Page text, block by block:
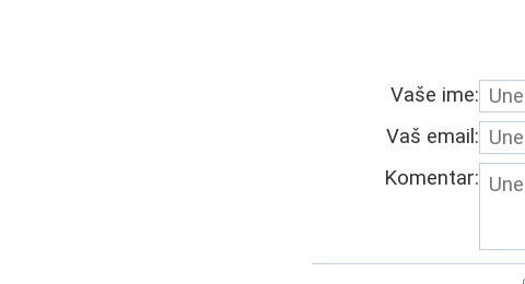
Vaše ime:
Vaš email:
Komentar: